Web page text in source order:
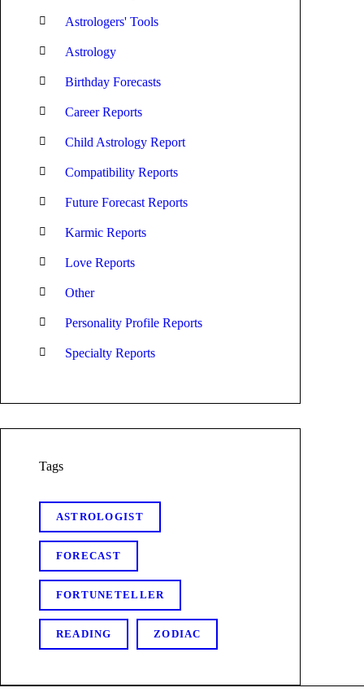
Astrologers' Tools
Astrology
Birthday Forecasts
Career Reports
Child Astrology Report
Compatibility Reports
Future Forecast Reports
Karmic Reports
Love Reports
Other
Personality Profile Reports
Specialty Reports
Tags
ASTROLOGIST
FORECAST
FORTUNETELLER
READING ZODIAC